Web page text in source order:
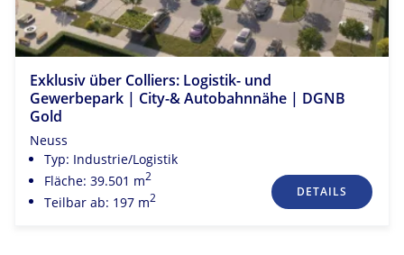
Exklusiv über Colliers: Logistik- und
Gewerbepark | City-& Autobahnnähe | DGNB
Gold
Neuss
Typ: Industrie/Logistik
Fläche: 39.501 m2
Teilbar ab: 197 m2 DETAILS